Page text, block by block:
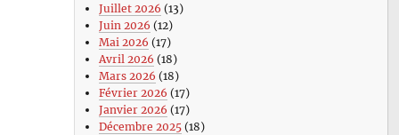
Juillet 2026 (13)
Juin 2026 (12)
Mai 2026 (17)
Avril 2026 (18)
Mars 2026 (18)
Février 2026 (17)
Janvier 2026 (17)
Décembre 2025(18)